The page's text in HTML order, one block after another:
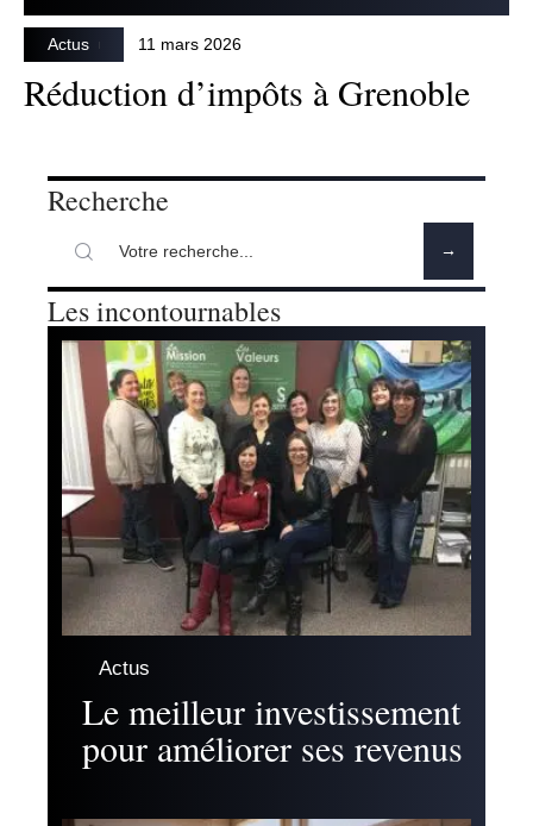
Actus 11 mars 2026
Réduction d’impôts à Grenoble
Recherche
Les incontournables
Actus
Le meilleur investissement
pour améliorer ses revenus